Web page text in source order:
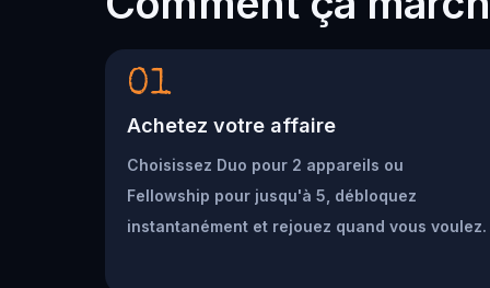
01
Achetez votre affaire
Choisissez Duo pour 2 appareils ou
Fellowship pour jusqu'à 5, débloquez
instantanément et rejouez quand vous voulez.